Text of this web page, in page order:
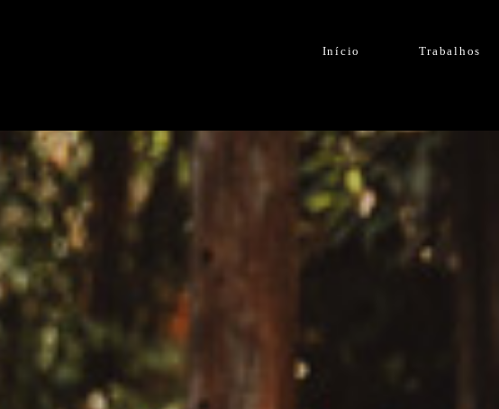
Início Trabalhos